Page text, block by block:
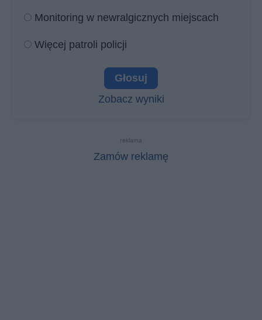
Monitoring w newralgicznych miejscach
Więcej patroli policji
Zobacz wyniki
reklama
Zamów reklamę